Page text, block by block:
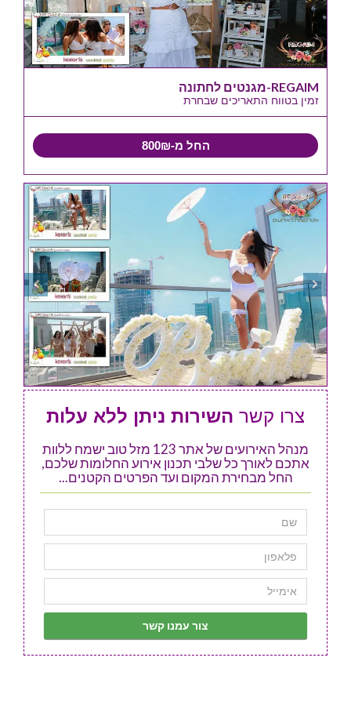
REGAIM-מגנטים לחתונה
זמין בטווח התאריכים שבחרת
החל מ-800₪
צרו קשר השירות ניתן ללא עלות
מנהל האירועים של אתר 123 מזל טוב ישמח ללוות
אתכם לאורך כל שלבי תכנון אירוע החלומות שלכם,
החל מבחירת המקום ועד הפרטים הקטנים...